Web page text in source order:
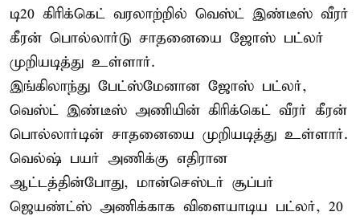
டி20 கிரிக்கெட் வரலாற்றில் வெஸ்ட் இண்டீஸ் வீரர்
கீரன் பொல்லார்டு சாதனையை ஜோஸ் பட்லர்
முறியடித்து உள்ளார்.
இங்கிலாந்து பேட்ஸ்மேனான ஜோஸ் பட்லர்,
வெஸ்ட் இண்டீஸ் அணியின் கிரிக்கெட் வீரர் கீரன்
பொல்லார்டின் சாதனையை முறியடித்து உள்ளார்.
வெல்ஷ் பயர் அணிக்கு எதிரான
ஆட்டத்தின்போது, மான்செஸ்டர் சூப்பர்
ஜெயண்ட்ஸ் அணிக்காக விளையாடிய பட்லர், 20